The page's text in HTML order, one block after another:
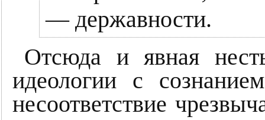
— державности.
Отсюда и явная
идеологии с
несоответствие